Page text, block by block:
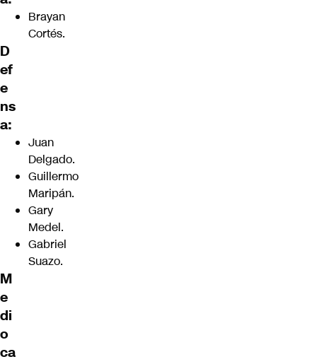
Brayan
Cortés.
D
ef
e
ns
a:
Juan
Delgado.
Guillermo
Maripán.
Gary
Medel.
Gabriel
Suazo.
M
e
di
o
ca